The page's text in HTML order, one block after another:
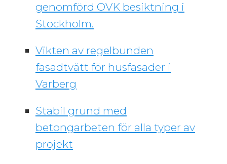
genomförd OVK besiktning i
Stockholm.
Vikten av regelbunden
fasadtvätt för husfasader i
Varberg
Stabil grund med
betongarbeten för alla typer av
projekt